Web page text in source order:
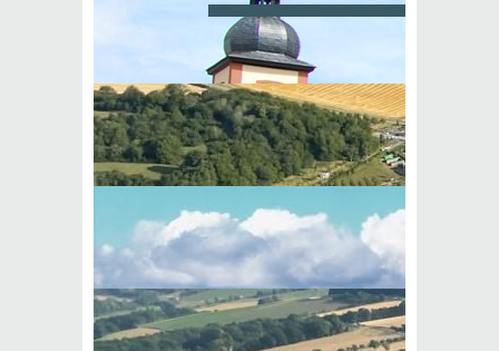
Startseite › Politik & Verwaltung› Rathaus›
Lebenslagen›Grundstück ›Grundbuch
Grundbuch